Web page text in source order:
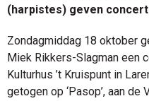
(harpistes) geven concert
Zondagmiddag 18 oktober
Miek Rikkers-Slagman een
Kulturhus ’t Kruispunt in
getogen op ‘Pasop’, aan